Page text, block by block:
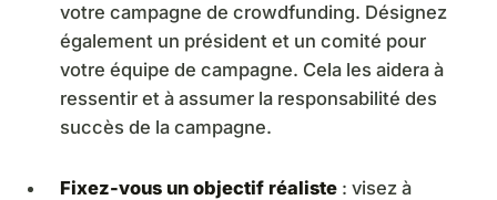
votre campagne de crowdfunding. Désignez
également un président et un comité pour
votre équipe de campagne. Cela les aidera à
ressentir et à assumer la responsabilité des
succès de la campagne.
Fixez-vous un objectif réaliste : visez à